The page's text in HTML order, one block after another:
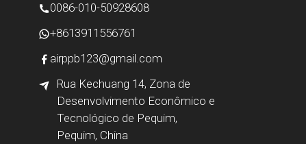
0086-010-50928608
+8613911556761
airppb123@gmail.com
Rua Kechuang 14, Zona de
Desenvolvimento Econômico e
Tecnológico de Pequim,
Pequim, China